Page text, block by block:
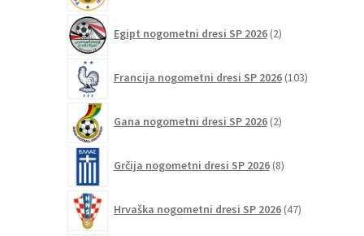
Egipt nogometni dresi SP 2026 2izdelka
Francija nogometni dresi SP 2026 103izdelki
Gana nogometni dresi SP 2026 2izdelka
Grčija nogometni dresi SP 2026 8izdelkov
Hrvaška nogometni dresi SP 2026 47izdelkov